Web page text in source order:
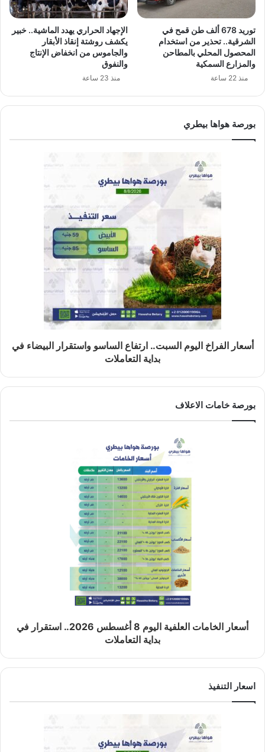
توريد 678 ألف طن قمح في
الشرقية.. تحذير من استخدام
المحصول المحلي بالمطاحن
والمزارع السمكية
منذ 22 ساعة
الإجهاد الحراري يهدد الماشية.. خبير
يكشف روشتة إنقاذ الأبقار
والجاموس من انخفاض الإنتاج
والنفوق
منذ 23 ساعة
بورصة هواها بيطري
أسعار الفراخ اليوم السبت.. ارتفاع الساسو واستقرار البيضاء في
بداية التعاملات
بورصة خامات الاعلاف
أسعار الخامات العلفية اليوم 8 أغسطس 2026.. استقرار في
بداية التعاملات
اسعار التنفيذ